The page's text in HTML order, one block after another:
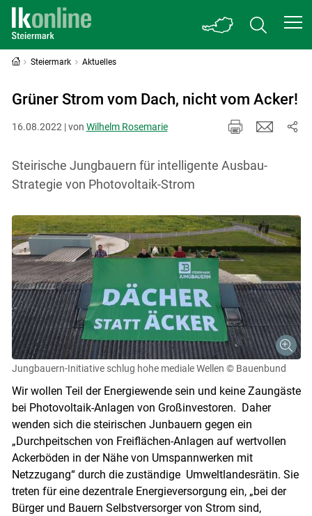
Skip to main content
Steiermark Aktuelles
Grüner Strom vom Dach, nicht vom Acker!
16.08.2022 | von Wilhelm Rosemarie
Steirische Jungbauern für intelligente Ausbau-
Strategie von Photovoltaik-Strom
Jungbauern-Initiative schlug hohe mediale Wellen © Bauenbund
Wir wollen Teil der Energiewende sein und keine Zaungäste
bei Photovoltaik-Anlagen von Großinvestoren. Daher
wenden sich die steirischen Junbauern gegen ein
„Durchpeitschen von Freiflächen-Anlagen auf wertvollen
Ackerböden in der Nähe von Umspannwerken mit
Netzzugang“ durch die zuständige Umweltlandesrätin. Sie
treten für eine dezentrale Energieversorgung ein, „bei der
Bürger und Bauern Selbstversorger von Strom sind,